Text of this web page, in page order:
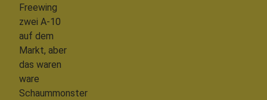
Freewing
zwei A-10
auf dem
Markt, aber
das waren
ware
Schaummonster